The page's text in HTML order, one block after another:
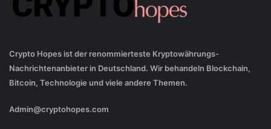
Crypto Hopes ist der renommierteste Kryptowährungs-
Nachrichtenanbieter in Deutschland. Wir behandeln Blockchain,
Bitcoin, Technologie und viele andere Themen.
Admin@cryptohopes.com